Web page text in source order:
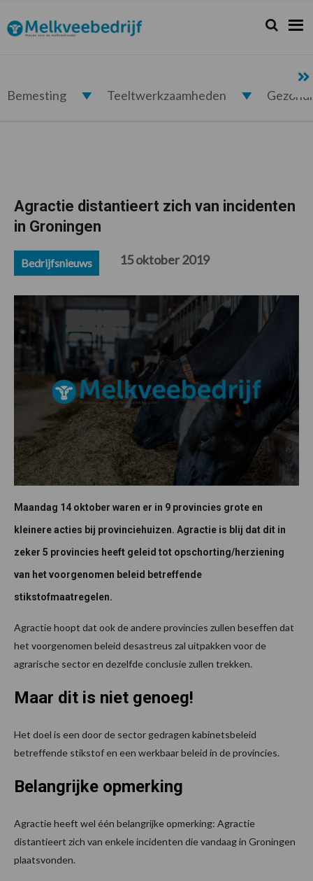
de
hoofdnavigatie
de
hoofd
de
eerste
de
voettekst
Melkveebedrijf.nl Zoeken...
Zoek
Bemesting Teeltwerkzaamheden
Agractie distantieert zich van incidenten
in Groningen
Bedrijfsnieuws 15 oktober 2019
Maandag 14 oktober waren er in 9 provincies grote en
kleinere acties bij provinciehuizen. Agractie is blij dat dit in
zeker 5 provincies heeft geleid tot opschorting/herziening
van het voorgenomen beleid betreffende
stikstofmaatregelen.
Agractie hoopt dat ook de andere provincies zullen beseffen dat
het voorgenomen beleid desastreus zal uitpakken voor de
agrarische sector en dezelfde conclusie zullen trekken.
Maar dit is niet genoeg!
Het doel is een door de sector gedragen kabinetsbeleid
betreffende stikstof en een werkbaar beleid in de provincies.
Belangrijke opmerking
Agractie heeft wel één belangrijke opmerking: Agractie
distantieert zich van enkele incidenten die vandaag in Groningen
plaatsvonden.